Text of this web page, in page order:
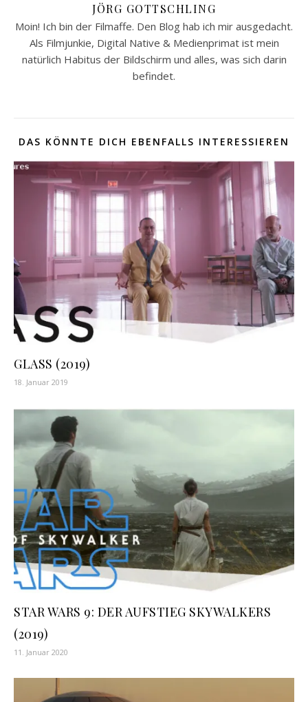
JÖRG GOTTSCHLING
Moin! Ich bin der Filmaffe. Den Blog hab ich mir ausgedacht.
Als Filmjunkie, Digital Native & Medienprimat ist mein
natürlich Habitus der Bildschirm und alles, was sich darin
befindet.
DAS KÖNNTE DICH EBENFALLS INTERESSIEREN
GLASS (2019)
18. Januar 2019
STAR WARS 9: DER AUFSTIEG SKYWALKERS
(2019)
11. Januar 2020